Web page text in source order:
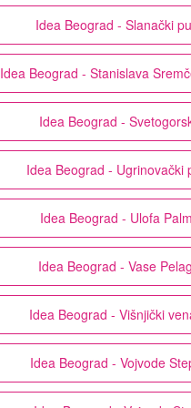
Idea Beograd - Slanački
Idea Beograd - Stanislava
Idea Beograd -
Idea Beograd - Ugrinovački
Idea Beograd - Ulofa
Idea Beograd - Vase
Idea Beograd - Višnjički
Idea Beograd - Vojvode